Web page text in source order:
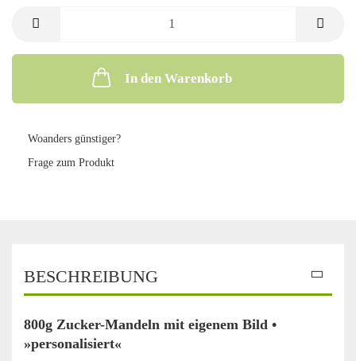
In den Warenkorb
Woanders günstiger?
Frage zum Produkt
BESCHREIBUNG
800g Zucker-Mandeln mit eigenem Bild •
»personalisiert«